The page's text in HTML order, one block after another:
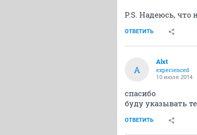
P.S. Надеюсь, что
ОТВЕТИТЬ
A
Alxt
experienced
10 июля 2014
спасибо
буду указывать
ОТВЕТИТЬ